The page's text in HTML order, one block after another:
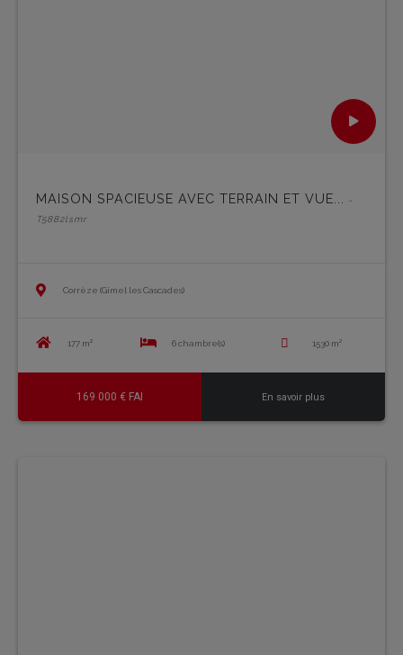
MAISON SPACIEUSE AVEC TERRAIN ET VUE...
-
T5882lsmr
Corrèze (Gimel les Cascades)
177 m² 6 chambre(s) 1530 m²
169 000 € FAI En savoir plus